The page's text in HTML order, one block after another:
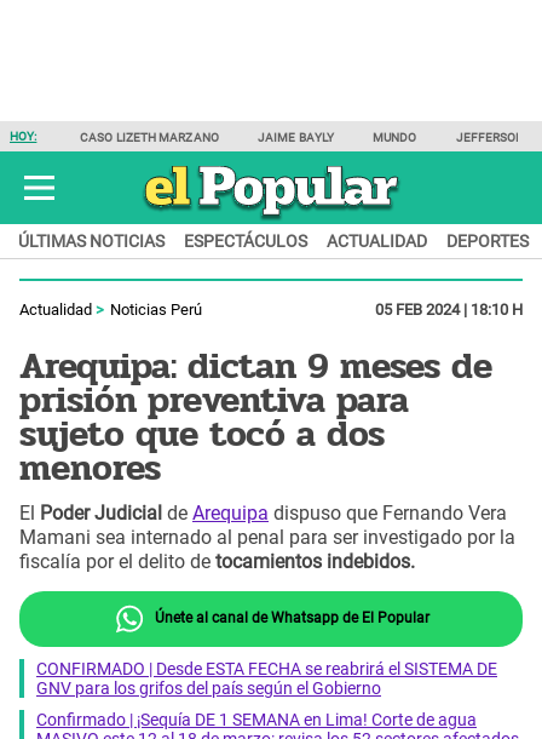
HOY: CASO LIZETH MARZANO JAIME BAYLY MUNDO JEFFERSON
ÚLTIMAS NOTICIAS ESPECTÁCULOS ACTUALIDAD DEPORTES
Actualidad Noticias Perú 05 FEB 2024 | 18:10 H
Arequipa: dictan 9 meses de
prisión preventiva para
sujeto que tocó a dos
menores
El Poder Judicial de Arequipa dispuso que Fernando Vera
Mamani sea internado al penal para ser investigado por la
fiscalía por el delito de tocamientos indebidos.
Únete al canal de Whatsapp de El Popular
CONFIRMADO | Desde ESTA FECHA se reabrirá el SISTEMA DE
GNV para los grifos del país según el Gobierno
Confirmado | ¡Sequía DE 1 SEMANA en Lima! Corte de agua